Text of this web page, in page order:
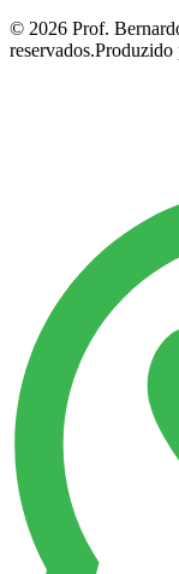
© 2026 Prof.
reservados.Produzido